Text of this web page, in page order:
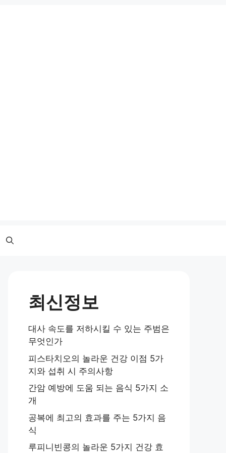
최신정보
대사 속도를 저하시킬 수 있는 주범은
무엇인가
피스타치오의 놀라운 건강 이점 5가
지와 섭취 시 주의사항
간암 예방에 도움 되는 음식 5가지 소
개
공복에 최고의 효과를 주는 5가지 음
식
루피니빈콩의 놀라운 5가지 건강 효